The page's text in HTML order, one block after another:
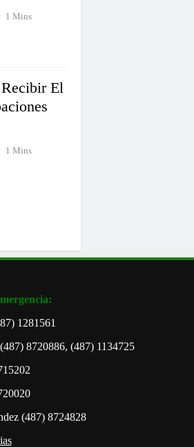
1 Mins
El
1 Mins
1281561
8720886, (487) 1134725
(487) 8724828